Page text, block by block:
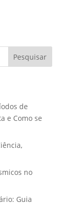
Pesquisar
de
e Como se
no
Guia